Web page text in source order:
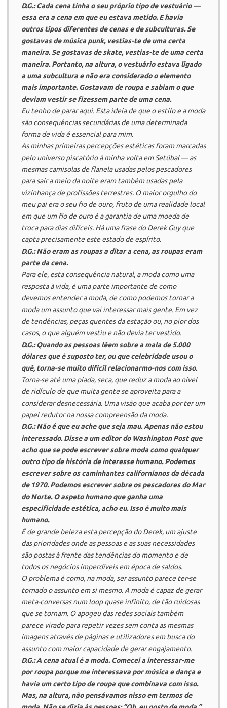
D.G.: Cada cena tinha o seu próprio tipo de vestuário —
essa era a cena em que eu estava metido. E havia
outros tipos diferentes de cenas e de subculturas. Se
gostavas de música punk, vestias-te de uma certa
maneira. Se gostavas de skate, vestias-te de uma certa
maneira. Portanto, na altura, o vestuário estava ligado
a uma subcultura e não era considerado o elemento
mais importante. Gostavam de roupa e sabiam o que
deviam vestir se fizessem parte de uma cena.
Eu tenho de parar aqui. Esta ideia de que o estilo e a moda
são consequências secundárias de uma determinada
forma de vida é essencial para mim.
As minhas primeiras percepções estéticas foram marcadas
pelo universo piscatório à minha volta em Setúbal — as
mesmas camisolas de flanela usadas pelos pescadores
para sair a meio da noite eram também usadas pela
vizinhança de profissões terrestres. O maior orgulho do
meu pai era o seu fio de ouro, fruto de uma realidade local
em que um fio de ouro é a garantia de uma moeda de
troca para dias difíceis. Há uma frase do Derek Guy que
capta precisamente este estado de espírito.
D.G.: Não eram as roupas a ditar a cena, as roupas eram
parte da cena.
Para ele, esta consequência natural, a moda como uma
resposta à vida, é uma parte importante de como
devemos entender a moda, de como podemos tornar a
moda um assunto que vai interessar mais gente. Em vez
de tendências, peças quentes da estação ou, no pior dos
casos, o que alguém vestiu e não devia ter vestido.
D.G.: Quando as pessoas lêem sobre a mala de 5.000
dólares que é suposto ter, ou que celebridade usou o
quê, torna-se muito difícil relacionarmo-nos com isso.
Torna-se até uma piada, seca, que reduz a moda ao nível
de ridículo de que muita gente se aproveita para a
considerar desnecessária. Uma visão que acaba por ter um
papel redutor na nossa compreensão da moda.
D.G.: Não é que eu ache que seja mau. Apenas não estou
interessado. Disse a um editor do Washington Post que
acho que se pode escrever sobre moda como qualquer
outro tipo de história de interesse humano. Podemos
escrever sobre os caminhantes californianos da década
de 1970. Podemos escrever sobre os pescadores do Mar
do Norte. O aspeto humano que ganha uma
especificidade estética, acho eu. Isso é muito mais
humano.
É de grande beleza esta percepção do Derek, um ajuste
das prioridades onde as pessoas e as suas necessidades
são postas à frente das tendências do momento e de
todos os negócios imperdíveis em época de saldos.
O problema é como, na moda, ser assunto parece ter-se
tornado o assunto em si mesmo. A moda é capaz de gerar
meta-conversas num loop quase infinito, de tão ruidosas
que se tornam. O apogeu das redes sociais também
parece virado para repetir vezes sem conta as mesmas
imagens através de páginas e utilizadores em busca do
assunto com maior capacidade de gerar engajamento.
D.G.: A cena atual é a moda. Comecei a interessar-me
por roupa porque me interessava por música e dança e
havia um certo tipo de roupa que combinava com isso.
Mas, na altura, não pensávamos nisso em termos de